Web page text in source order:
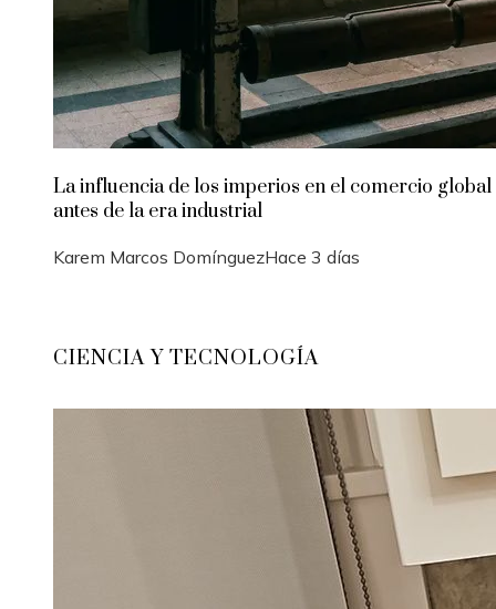
La influencia de los imperios en el comercio global
antes de la era industrial
Karem Marcos DomínguezHace 3 días
CIENCIA Y TECNOLOGÍA